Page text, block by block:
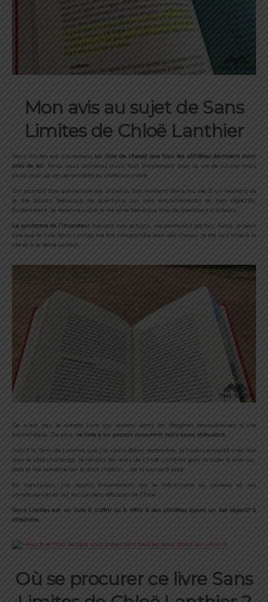
Mon avis au sujet de Sans
Limites de Chloë Lanthier
Sans limites est clairement un livre de chevet que tous les athlètes devraient avoir
près de soi . Ainsi, vous utiliserez aussi tout simplement pour sa vie de runner mais
aussi pour sa vie personnelle ou professionnelle.
On pourrait dire que ce livre est arrivé au bon moment dans ma vie, à un moment où
je me posais beaucoup de questions sur mes entraînements et mes objectifs.
Évidemment, je reconnais que je me pose beaucoup trop de questions d’ailleurs.
Le syndrome de l’imposteur menant mes actions, me paralysait parfois. Aussi, je peux
dire que le livre Sans Limites me fait comprendre bien des choses. Je me suis mise à le
lire et à le relire surtout.
Ce n’est pas le simple livre qui restera dans les étagères poussiéreuses d’une
bibliothèque. De plus, ce livre a un pouvoir rassurant mais aussi stimulant.
Avant le Semi de Londres que j’ai couru début septembre, je l’avais emporté avec moi
pour le côté challenge. Je relisais les mots de Chloë Lanthier pour m’aider à aller au-
delà et me remettre sur le droit chemin … de la course à pied.
En conclusion, j’ai appris énormément sur le mécanisme du cerveau et ses
conséquences et sur les conseils efficaces de Chloë .
Sans Limites est un livre à s’offrir ou à offrir à des athlètes ayant un bel objectif à
atteindre.
Où se procurer ce livre Sans